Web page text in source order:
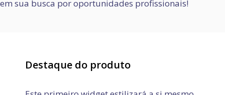
em sua busca por oportunidades profissionais!
Destaque do produto